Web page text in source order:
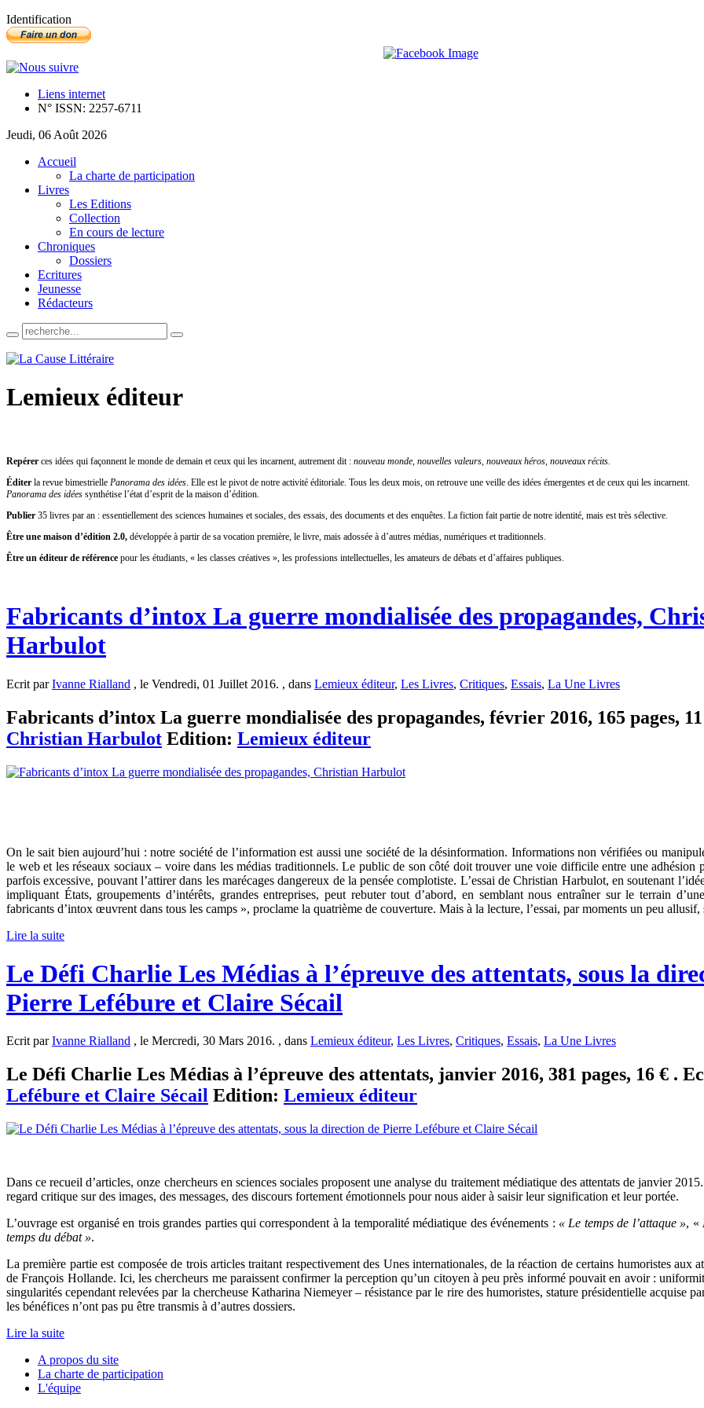
Identification
Liens internet
N° ISSN: 2257-6711
Jeudi, 06 Août 2026
Accueil
La charte de participation
Livres
Les Editions
Collection
En cours de lecture
Chroniques
Dossiers
Ecritures
Jeunesse
Rédacteurs
Lemieux éditeur
Repérer ces idées qui façonnent le monde de demain et ceux qui les incarnent, autrement dit : nouveau monde, nouvelles valeurs, nouveaux héros, nouveaux récits.
Éditer la revue bimestrielle Panorama des idées. Elle est le pivot de notre activité éditoriale. Tous les deux mois, on retrouve une veille des idées émergentes et de ceux qui les incarnent.
Panorama des idées synthétise l’état d’esprit de la maison d’édition.
Publier 35 livres par an : essentiellement des sciences humaines et sociales, des essais, des documents et des enquêtes. La fiction fait partie de notre identité, mais est très sélective.
Être une maison d’édition 2.0, développée à partir de sa vocation première, le livre, mais adossée à d’autres médias, numériques et traditionnels.
Être un éditeur de référence pour les étudiants, « les classes créatives », les professions intellectuelles, les amateurs de débats et d’affaires publiques.
Fabricants d’intox La guerre mondialisée des propagandes,
Harbulot
Ecrit parIvanne Rialland , le Vendredi, 01 Juillet 2016. , dans Lemieux éditeur, Les Livres, Critiques, Essais, La Une Livres
Fabricants d’intox La guerre mondialisée des propagandes, février 2016, 165 pages,
Christian Harbulot Edition: Lemieux éditeur
On le sait bien aujourd’hui : notre société de l’information est aussi une société de la désinformation. Informations non vérifiées ou
le web et les réseaux sociaux – voire dans les médias traditionnels. Le public de son côté doit trouver une voie difficile entre une adhésion
parfois excessive, pouvant l’attirer dans les marécages dangereux de la pensée complotiste. L’essai de Christian Harbulot, en soutenant
impliquant États, groupements d’intérêts, grandes entreprises, peut rebuter tout d’abord, en semblant nous entraîner sur le terrain
fabricants d’intox œuvrent dans tous les camps », proclame la quatrième de couverture. Mais à la lecture, l’essai, par moments un peu allusif,
Lire la suite
Le Défi Charlie Les Médias à l’épreuve des attentats, sous la
Pierre Lefébure et Claire Sécail
Ecrit parIvanne Rialland , le Mercredi, 30 Mars 2016. , dans Lemieux éditeur, Les Livres, Critiques, Essais, La Une Livres
Le Défi Charlie Les Médias à l’épreuve des attentats, janvier 2016, 381 pages, 16 € .
Lefébure et Claire Sécail Edition: Lemieux éditeur
Dans ce recueil d’articles, onze chercheurs en sciences sociales proposent une analyse du traitement médiatique des attentats de janvier
regard critique sur des images, des messages, des discours fortement émotionnels pour nous aider à saisir leur signification et leur portée.
L’ouvrage est organisé en trois grandes parties qui correspondent à la temporalité médiatique des événements : « Le temps de l’attaque », «
temps du débat ».
La première partie est composée de trois articles traitant respectivement des Unes internationales, de la réaction de certains humoristes aux
de François Hollande. Ici, les chercheurs me paraissent confirmer la perception qu’un citoyen à peu près informé pouvait en avoir :
singularités cependant relevées par la chercheuse Katharina Niemeyer – résistance par le rire des humoristes, stature présidentielle acquise
les bénéfices n’ont pas pu être transmis à d’autres dossiers.
Lire la suite
A propos du site
La charte de participation
L'équipe